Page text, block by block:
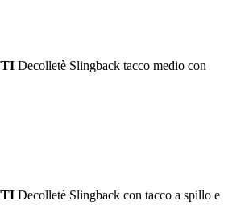
Decolletè Slingback tacco medio con
Decolletè Slingback con tacco a spillo e